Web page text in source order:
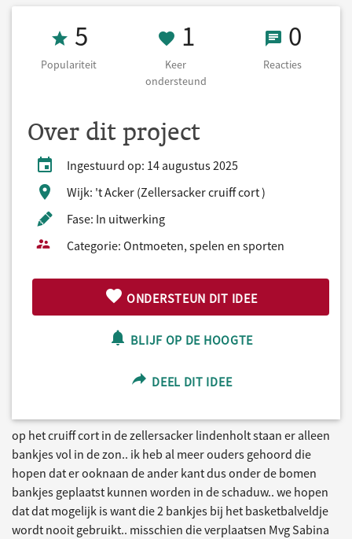
Populariteit 5
5
Populariteit
1 Keer
1
Keer
ondersteund
0 0
Reacties
Over dit project
Ingestuurd op: 14 augustus 2025
Wijk: 't Acker (Zellersacker cruiff cort )
Fase: In uitwerking
Categorie: Ontmoeten, spelen en sporten
ONDERSTEUN DIT IDEE
BLIJF OP DE HOOGTE
DEEL DIT IDEE
op het cruiff cort in de zellersacker lindenholt staan er alleen
bankjes vol in de zon.. ik heb al meer ouders gehoord die
hopen dat er ooknaan de ander kant dus onder de bomen
bankjes geplaatst kunnen worden in de schaduw.. we hopen
dat dat mogelijk is want die 2 bankjes bij het basketbalveldje
wordt nooit gebruikt.. misschien die verplaatsen Mvg Sabina